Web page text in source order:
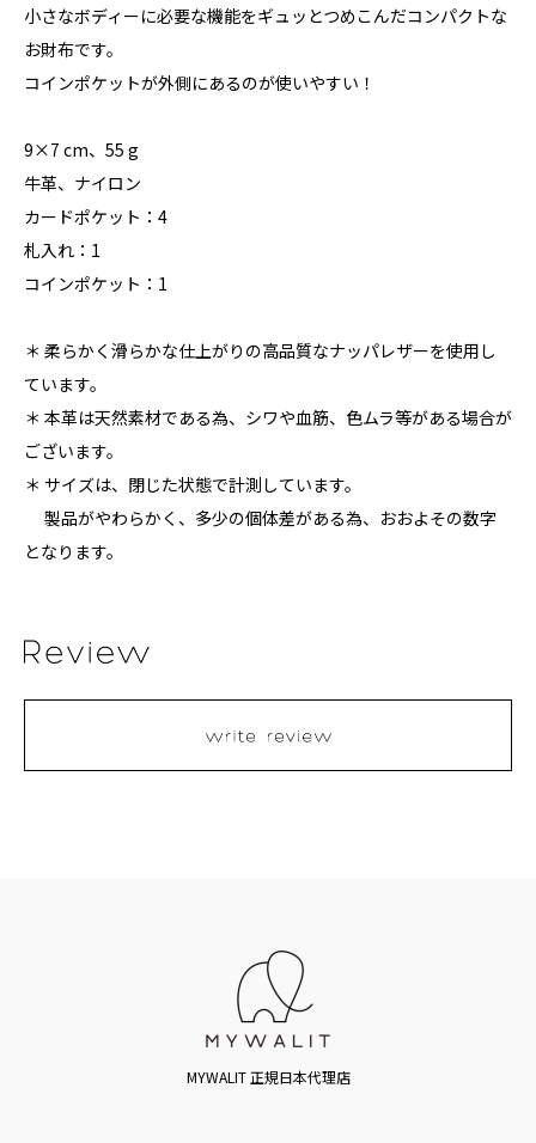
小さなボディーに必要な機能をギュッとつめこんだコンパクトな
お財布です。
コインポケットが外側にあるのが使いやすい！
9×7 cm、55 g
牛革、ナイロン
カードポケット：4
札入れ：1
コインポケット：1
＊ 柔らかく滑らかな仕上がりの高品質なナッパレザーを使用し
ています。
＊ 本革は天然素材である為、シワや血筋、色ムラ等がある場合が
ございます。
＊ サイズは、閉じた状態で計測しています。
製品がやわらかく、多少の個体差がある為、おおよその数字
となります。
MYWALIT 正規日本代理店